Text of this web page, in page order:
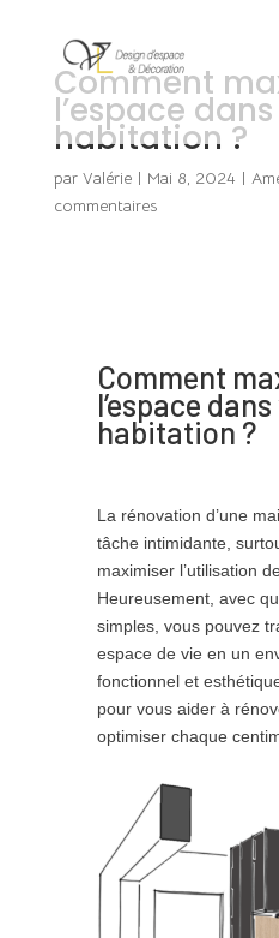
Comment
l’espace
habitation ?
par Valérie| Mai 8, 2024 |
commentaires
Comment
l’espace
habitation ?
La rénovation d’une
tâche intimidante,
maximiser l’utilisation
Heureusement, avec
simples, vous pouvez
espace de vie en un
fonctionnel et
pour vous aider à
optimiser chaque